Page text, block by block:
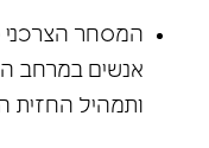
המסחר הצרכני
אנשים במרחב
ותמהיל החזית